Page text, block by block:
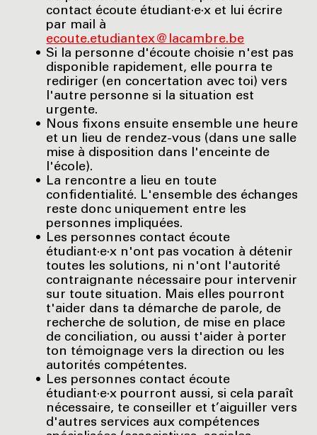
contact écoute étudiant·e·x et lui écrire
par mail à
ecoute.etudiantex@lacambre.be
Si la personne d'écoute choisie n'est pas
disponible rapidement, elle pourra te
rediriger (en concertation avec toi) vers
l'autre personne si la situation est
urgente.
Nous fixons ensuite ensemble une heure
et un lieu de rendez-vous (dans une salle
mise à disposition dans l'enceinte de
l'école).
La rencontre a lieu en toute
confidentialité. L'ensemble des échanges
reste donc uniquement entre les
personnes impliquées.
Les personnes contact écoute
étudiant·e·x n'ont pas vocation à détenir
toutes les solutions, ni n'ont l'autorité
contraignante nécessaire pour intervenir
sur toute situation. Mais elles pourront
t'aider dans ta démarche de parole, de
recherche de solution, de mise en place
de conciliation, ou aussi t'aider à porter
ton témoignage vers la direction ou les
autorités compétentes.
Les personnes contact écoute
étudiant·e·x pourront aussi, si cela paraît
nécessaire, te conseiller et t’aiguiller vers
d'autres services aux compétences